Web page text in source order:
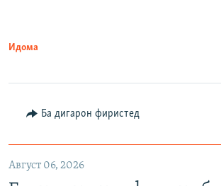
Идома
Ба дигарон фиристед
Август 06, 2026